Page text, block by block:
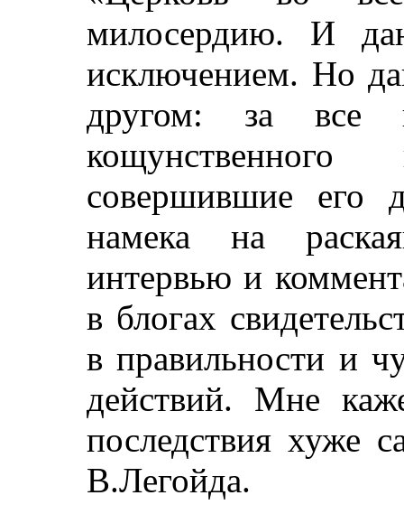
милосердию. И
исключением. Но
другом: за все
совершившие его
намека на
интервью и
в блогах
в правильности и
действий. Мне
последствия хуже
В.Легойда.